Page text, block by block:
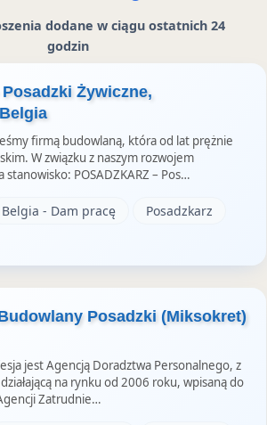
r
z
e
a
m
S
o
r
i
e
dodane w ciągu ostatnich 24
godzin
Posadzki Żywiczne,
firmą budowlaną, która od lat prężnie
W związku z naszym rozwojem
POSADZKARZ – Pos…
Belgia - Dam pracę Posadzkarz
Posadzki (Miksokret)
jest Agencją Doradztwa Personalnego, z
na rynku od 2006 roku, wpisaną do
Zatrudnie…